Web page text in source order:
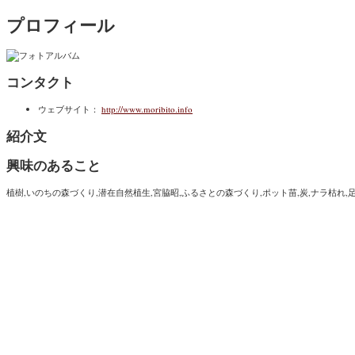
プロフィール
コンタクト
ウェブサイト： http://www.moribito.info
紹介文
興味のあること
植樹,いのちの森づくり,潜在自然植生,宮脇昭,ふるさとの森づくり,ポット苗,炭,ナラ枯れ,